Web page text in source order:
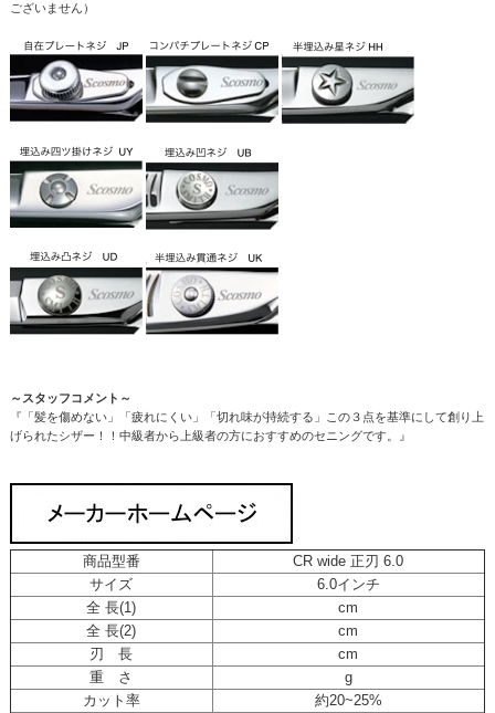
ございません）
～スタッフコメント～
『「髪を傷めない」「疲れにくい」「切れ味が持続する」この３点を基準にして創り上
げられたシザー！！中級者から上級者の方におすすめのセニングです。』
商品型番
CR wide 正刃 6.0
サイズ
6.0インチ
全 長(1)
cm
全 長(2)
cm
刃 長
cm
重 さ
g
カット率
約20~25%